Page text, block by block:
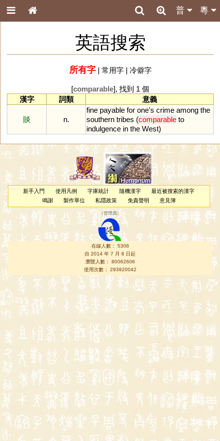
粵
普
英語搜索
所有字| 常用字| 冷僻字
[comparable], 找到 1 個
漢字
詞類 意義
賧 n.
fine payable for one's crime among the
southern tribes (comparable to
indulgence in the West)
新手入門 使用凡例 字庫統計 隨機漢字
最近被搜索的漢字
鳴謝
製作單位 私隱政策 免責聲明 意見簿
（管理員 ）
在線人數： 5306
自 2014 年 7 月 8 日起
瀏覽人數： 80062606
使用次數： 293920042